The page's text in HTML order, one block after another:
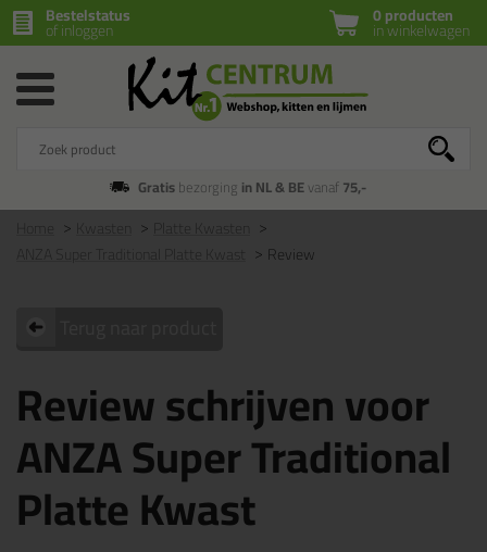
0 producten
in winkelwagen
Bestelstatus
of inloggen
Gratisbezorging in NL & BEvanaf75,-
Kwasten
Platte Kwasten
ANZA Super Traditional Platte Kwast
Review
Review schrijven voor
ANZA Super Traditional
Platte Kwast